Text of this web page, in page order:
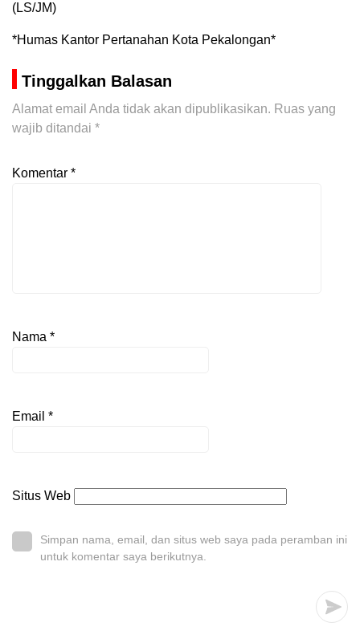
(LS/JM)
*Humas Kantor Pertanahan Kota Pekalongan*
Tinggalkan Balasan
Alamat email Anda tidak akan dipublikasikan. Ruas yang
wajib ditandai *
Komentar *
Nama *
Email *
Situs Web
Simpan nama, email, dan situs web saya pada peramban ini
untuk komentar saya berikutnya.